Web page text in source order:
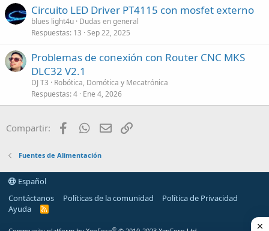
Circuito LED Driver PT4115 con mosfet externo
blues light4u Dudas en general
Respuestas 13 Sep 22, 2025
Problemas de conexión con Router CNC MKS
DLC32 V2.1
DJ T3
Robótica, Domótica y Mecatrónica
Respuestas 4 Ene 4, 2026
Compartir: FacebookWhatsApp
Email
Fuentes de Alimentación
Español
Contáctanos
Políticas de la comunidad
Política de Privacidad
Ayuda
R
®